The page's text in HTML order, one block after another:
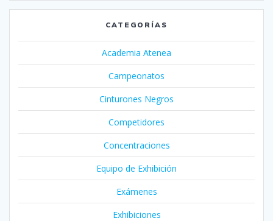
CATEGORÍAS
Academia Atenea
Campeonatos
Cinturones Negros
Competidores
Concentraciones
Equipo de Exhibición
Exámenes
Exhibiciones